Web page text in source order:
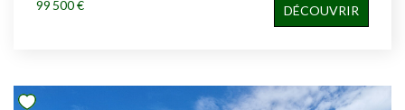
99 500 € DÉCOUVRIR